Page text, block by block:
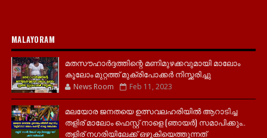
MALAYORAM
മതസൗഹാർദ്ദത്തിന്റെ മണിമുഴക്കവുമായി മാലോം
കൂലോം മുറ്റത്ത് മുക്രിപോക്കർ നിസ്ക്കരിച്ചു
News Room Feb 11, 2023
മലയോര ജനതയെ ഉത്സവലഹരിയിൽ ആറാടിച്ച
തളിര് മാലോം ഫെസ്റ്റ് നാളെ (ഞായർ) സമാപിക്കും..
തളിര് നഗരിയിലേക്ക് ഒഴുകിയെത്തുന്നത്